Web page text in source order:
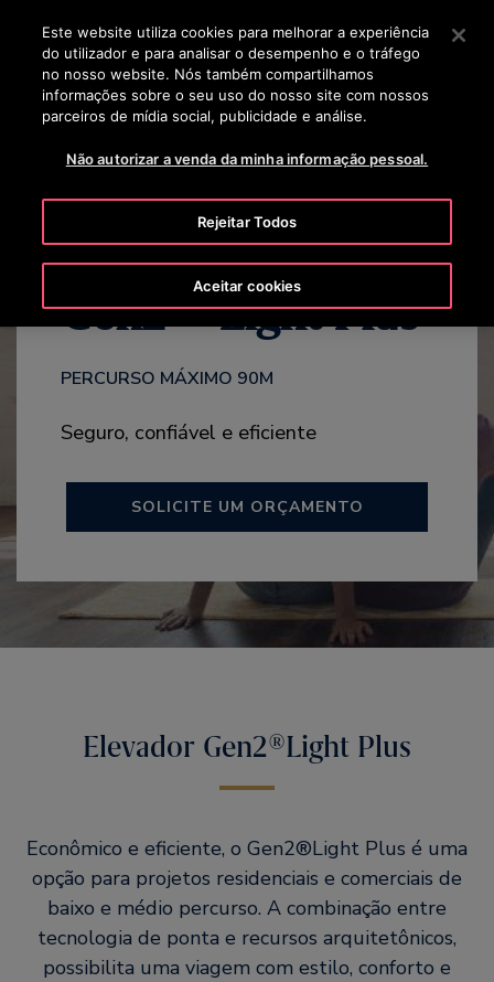
Prima Enter para saltar para o Conteúdo Principal
BUSCAR
Gen2 ® Light Plus
PERCURSO MÁXIMO 90M
Seguro, confiável e eficiente
SOLICITE UM ORÇAMENTO
Elevador Gen2®Light Plus
Econômico e eficiente, o Gen2®Light Plus é uma
opção para projetos residenciais e comerciais de
baixo e médio percurso. A combinação entre
tecnologia de ponta e recursos arquitetônicos,
possibilita uma viagem com estilo, conforto e
Este website utiliza cookies para melhorar a experiência
do utilizador e para analisar o desempenho e o tráfego
no nosso website. Nós também compartilhamos
informações sobre o seu uso do nosso site com nossos
parceiros de mídia social, publicidade e análise.
Não autorizar a venda da minha informação pessoal.
Rejeitar Todos
Aceitar cookies